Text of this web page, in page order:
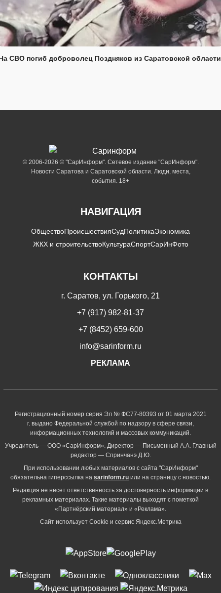
СВО погиб доброволец Поздняков из Саратовской области
© 2006-2026 © "СарИнформ". Сетевое издание "СарИнформ".
Новости Саратова и Саратовской области. Люди, места,
события. 18+
НАВИГАЦИЯ
ОбществоПроисшествияСудПолитикаЭкономика
ЖКХ и строительствоКультураСпортСарИнФото
КОНТАКТЫ
г. Саратов, ул. Горького, 21
+7 (917) 982-81-37
+7 (8452) 659-600
info@sarinform.ru
РЕКЛАМА
Регистрационный номер серия Эл № ФС77-80393 от 01 марта 2021
г. выдано Федеральной службой по надзору в сфере связи,
информационных технологий и массовых коммуникаций.
Учредитель — ООО «СарИнформ». Директор — Письменный А.А. Главный
редактор — Спринчанэ Д.Ю.
При использовании любых материалов с сайта "СарИнформ"
обязательна гиперссылка на sarinform.ru или на страницу с новостью.
Редакция не несет ответственность за достоверность информации в
рекламных материалах. Такие материалы выходят с пометкой
«Партнёрский материал» и «Реклама».
Сайт использует Cookie и сервиc Яндекс.Метрика